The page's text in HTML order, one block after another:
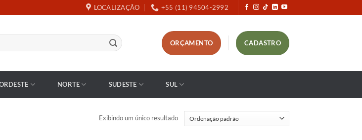
LOCALIZAÇÃO +55 (11) 94504-2992
ORÇAMENTO CADASTRO
NORTE SUDESTE SUL
Exibindo um único resultado